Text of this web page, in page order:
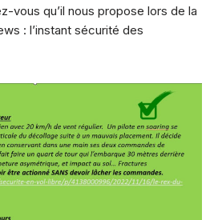
vous qu’il nous propose lors de la
: l’instant sécurité des